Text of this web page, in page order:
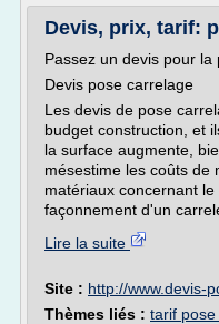
Devis, prix, tarif:
Passez un devis pour
Devis pose carrelage
Les devis de pose
budget construction, et
la surface augmente,
mésestime les coûts de
matériaux concernant
façonnement d'un
Lire la suite
Site : http://www.devis-
Thèmes liés : tarif